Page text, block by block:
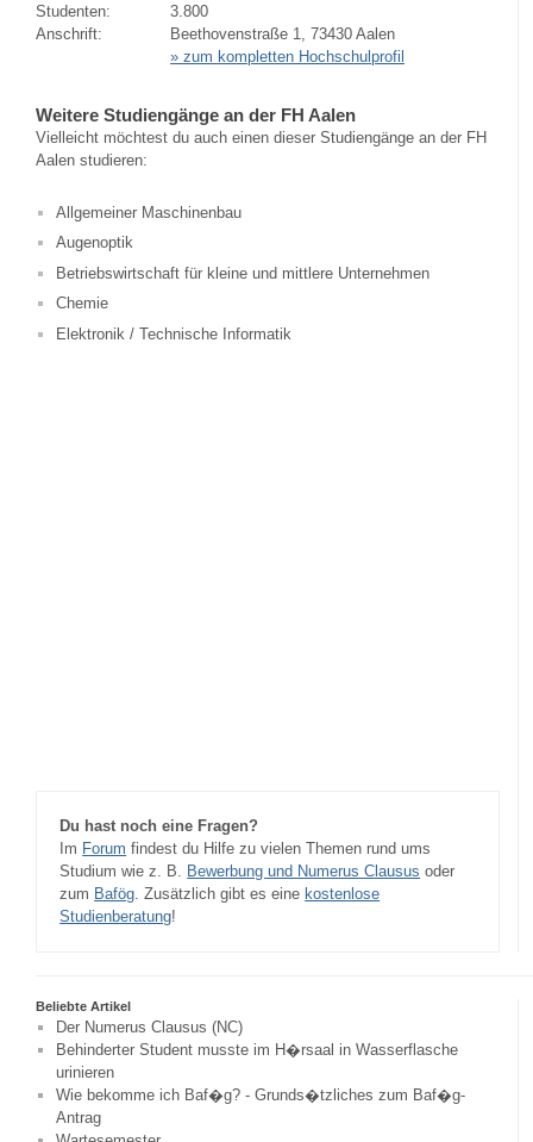
Studenten:
3.800
Anschrift:
Beethovenstraße 1, 73430 Aalen
» zum kompletten Hochschulprofil
Weitere Studiengänge an der FH Aalen
Vielleicht möchtest du auch einen dieser Studiengänge an der FH
Aalen studieren:
Allgemeiner Maschinenbau
Augenoptik
Betriebswirtschaft für kleine und mittlere Unternehmen
Chemie
Elektronik / Technische Informatik
Du hast noch eine Fragen?
Im Forum findest du Hilfe zu vielen Themen rund ums
Studium wie z. B. Bewerbung und Numerus Clausus oder
zum Bafög. Zusätzlich gibt es eine kostenlose
Studienberatung!
Beliebte Artikel
Der Numerus Clausus (NC)
Behinderter Student musste im H�rsaal in Wasserflasche
urinieren
Wie bekomme ich Baf�g? - Grunds�tzliches zum Baf�g-
Antrag